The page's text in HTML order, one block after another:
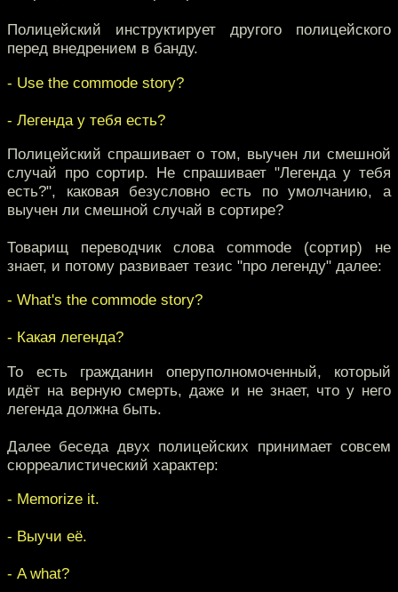
Полицейский инструктирует другого полицейского
перед внедрением в банду.
- Use the commode story?
- Легенда у тебя есть?
Полицейский спрашивает о том, выучен ли смешной
случай про сортир. Не спрашивает "Легенда у тебя
есть?", каковая безусловно есть по умолчанию, а
выучен ли смешной случай в сортире?
Товарищ переводчик слова commode (сортир) не
знает, и потому развивает тезис "про легенду" далее:
- What's the commode story?
- Какая легенда?
То есть гражданин оперуполномоченный, который
идёт на верную смерть, даже и не знает, что у него
легенда должна быть.
Далее беседа двух полицейских принимает совсем
сюрреалистический характер:
- Memorize it.
- Выучи её.
- A what?